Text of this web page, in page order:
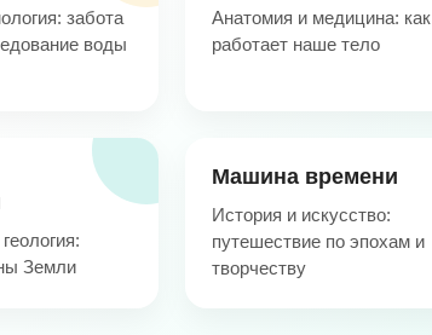
забота
воды
Анатомия и медицина: как
работает наше тело
Земли
Машина времени
История и искусство:
путешествие по эпохам и
творчеству